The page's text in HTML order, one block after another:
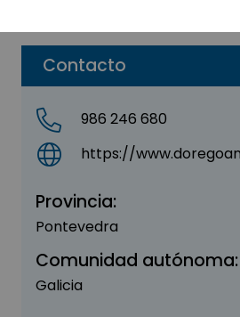
Contacto
986 246 680
https://
Provincia:
Pontevedra
Comunidad autónoma:
Galicia